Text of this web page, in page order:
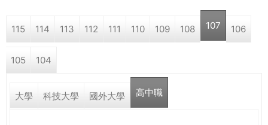
學a
r
e
115 114 113 112 111 110 109 108 107 106
105 104
大學 科技大學 國外大學 高中職